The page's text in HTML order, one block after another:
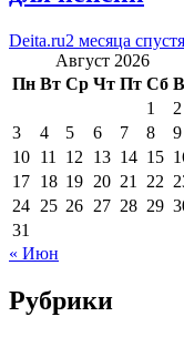
Deita.ru2 месяца спустя
Август 2026
Пн Вт Ср Чт Пт Сб
1
2
3
4 5 6 7 8
9
10 11 12 13 14 15
17 18 19 20 21 22
24 25 26 27 28 29
31
« Июн
Рубрики